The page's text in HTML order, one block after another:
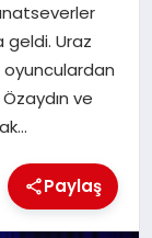
geldi. Uraz
oyunculardan
ve
Paylaş